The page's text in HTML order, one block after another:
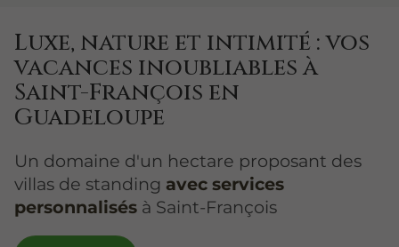
Luxe, nature et intimité : vos
vacances inoubliables à
Saint-François en
Guadeloupe
Un domaine d'un hectare proposant des
villas de standing avec services
personnalisés à Saint-François